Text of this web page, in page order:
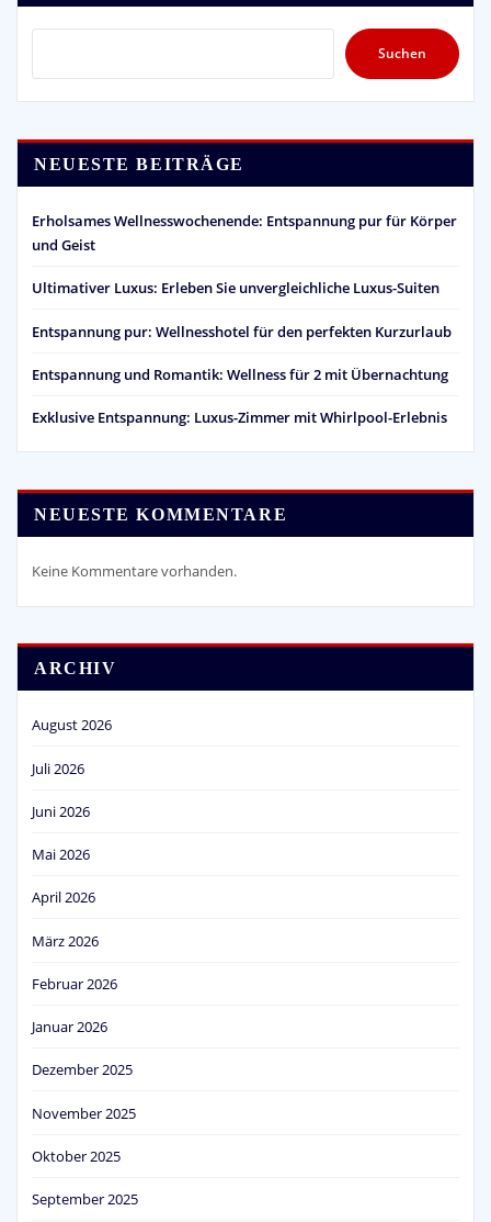
Suchen
NEUESTE BEITRÄGE
Erholsames Wellnesswochenende: Entspannung pur für Körper
und Geist
Ultimativer Luxus: Erleben Sie unvergleichliche Luxus-Suiten
Entspannung pur: Wellnesshotel für den perfekten Kurzurlaub
Entspannung und Romantik: Wellness für 2 mit Übernachtung
Exklusive Entspannung: Luxus-Zimmer mit Whirlpool-Erlebnis
NEUESTE KOMMENTARE
Keine Kommentare vorhanden.
ARCHIV
August 2026
Juli 2026
Juni 2026
Mai 2026
April 2026
März 2026
Februar 2026
Januar 2026
Dezember 2025
November 2025
Oktober 2025
September 2025